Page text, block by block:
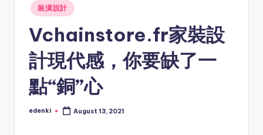
Posted
in
裝潢設計
Vchainstore.fr家裝設
計現代感，你要缺了一
點“銅”心
Posted
edenki August 13, 2021